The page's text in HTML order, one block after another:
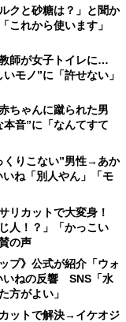
クと砂糖は？」と聞か
れから使います」
教師が女子トイレに…
モノ”に「許せない」
ちゃんに蹴られた男
音”に「なんてすて
りこない”男性→あか
ね「別人やん」「モ
リカットで大変身！
人！？」「かっこい
の声
プ》公式が紹介「ウォ
いねの反響 SNS「水
方がよい」
ットで解決→イケオジ